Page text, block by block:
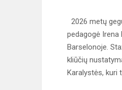
2026 metų
pedagogė
Barselonoje.
kliūčių
Karalystės, kuri